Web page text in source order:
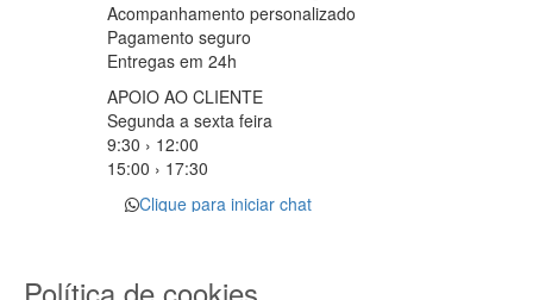
COMPRE COM SEGURANÇA
Acompanhamento personalizado
Pagamento seguro
Entregas em 24h
APOIO AO CLIENTE
Segunda a sexta feira
9:30 › 12:00
15:00 › 17:30